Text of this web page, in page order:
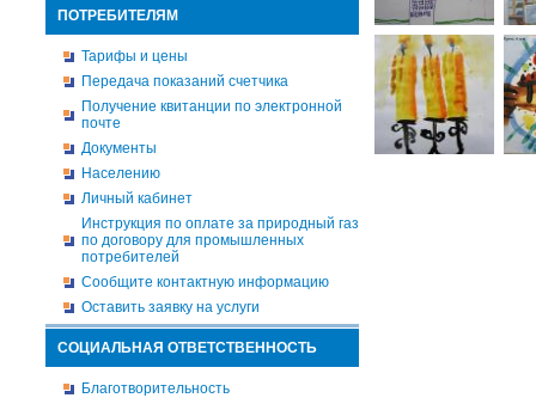
ПОТРЕБИТЕЛЯМ
Тарифы и цены
Передача показаний счетчика
Получение квитанции по электронной
почте
Документы
Населению
Личный кабинет
Инструкция по оплате за природный газ
по договору для промышленных
потребителей
Сообщите контактную информацию
Оставить заявку на услуги
СОЦИАЛЬНАЯ ОТВЕТСТВЕННОСТЬ
Благотворительность